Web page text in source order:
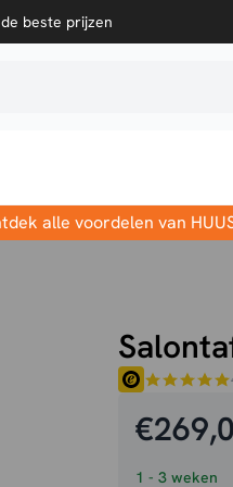
beste prijzen
alle voordelen van
€
1 - 3 weken